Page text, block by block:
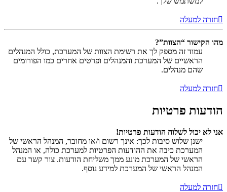
חזרה למעלה
מהו הקישור “הצוות”?
עמוד זה מספק לך את רשימת הצוות של המערכת, כולל המנהלים
הראשיים של המערכת והמנהלים ופרטים אחרים כמו הפורומים
שהם מנהלים.
חזרה למעלה
הודעות פרטיות
אני לא יכול לשלוח הודעות פרטיות!
ישנן שלוש סיבות לכך: אינך רשום ו/או מחובר, המנהל הראשי של
המערכת כיבה את ההודעות הפרטיות למערכת כולה, או המנהל
הראשי של המערכת מונע ממך משליחת הודעות. צור קשר עם
המנהל הראשי של המערכת למידע נוסף.
חזרה למעלה